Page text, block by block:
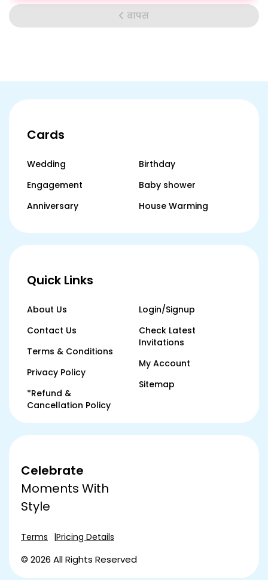
वापस
Cards
Wedding
Engagement
Anniversary
Birthday
Baby shower
House Warming
Quick Links
About Us
Contact Us
Terms & Conditions
Privacy Policy
*Refund &
Cancellation Policy
Login/Signup
Check Latest
Invitations
My Account
Sitemap
Celebrate
Moments With
Style
Terms Pricing Details
© 2026 All Rights Reserved